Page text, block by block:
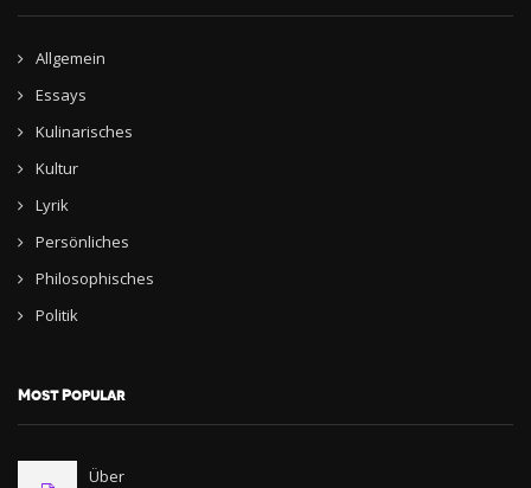
Allgemein
Essays
Kulinarisches
Kultur
Lyrik
Persönliches
Philosophisches
Politik
Most Popular
Über